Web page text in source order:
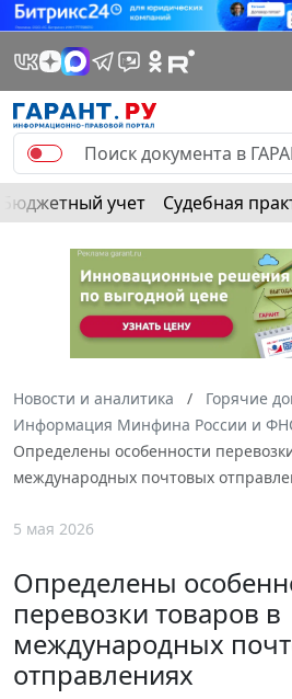
Бюджетный учет Судебная
Новости и аналитика
Горячие
Информация Минфина России и
Определены особенности
международных почтовых
5 мая 2026
Определены
перевозки товаров в
международных
отправлениях